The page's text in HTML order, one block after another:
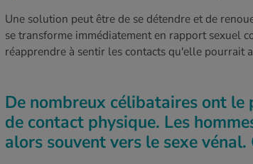
Une solution peut être de se détendre et de
se transforme immédiatement en rapport sexuel
réapprendre à sentir les contacts qu'elle pourrait
De nombreux célibataires ont
de contact physique. Les
alors souvent vers le sexe vénal.